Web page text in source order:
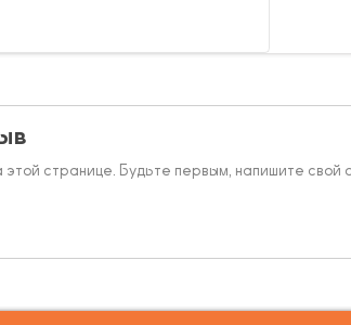
этой странице. Будьте первым, напишите свой